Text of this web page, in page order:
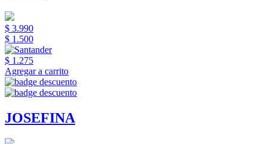
$ 3.990
$ 1.500
$ 1.275
Agregar a carrito
JOSEFINA